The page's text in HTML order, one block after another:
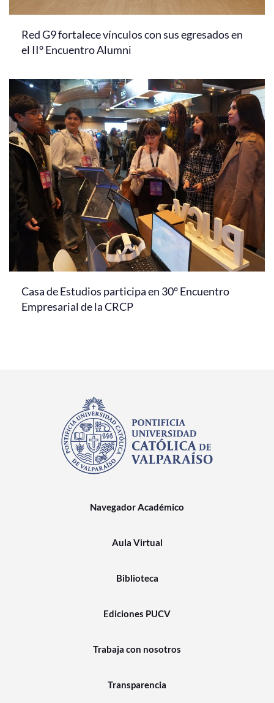
Red G9 fortalece vínculos con sus egresados en
el II° Encuentro Alumni
Casa de Estudios participa en 30° Encuentro
Empresarial de la CRCP
Navegador Académico
Aula Virtual
Biblioteca
Ediciones PUCV
Trabaja con nosotros
Transparencia